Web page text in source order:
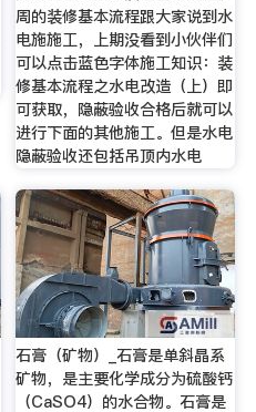
周的装修基本流程跟大家说到水
电施施工，上期没看到小伙伴们
可以点击蓝色字体施工知识：装
修基本流程之水电改造（上）即
可获取，隐蔽验收合格后就可以
进行下面的其他施工。但是水电
隐蔽验收还包括吊顶内水电
石膏（矿物）_石膏是单斜晶系
矿物，是主要化学成分为硫酸钙
（CaSO4）的水合物。石膏是